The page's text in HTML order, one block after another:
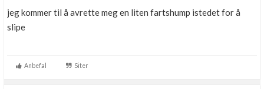
jeg kommer til å avrette meg en liten fartshump istedet for å
slipe
Anbefal Siter